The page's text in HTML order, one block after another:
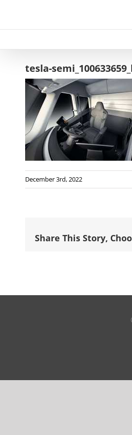
tesla-
December 3rd, 2022
Share This Story,